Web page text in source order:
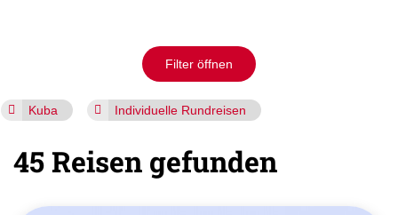
Filter öffnen
Kuba Individuelle Rundreisen
45 Reisen gefunden